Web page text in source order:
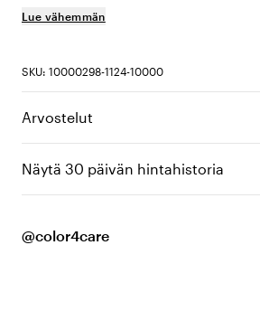
Lue vähemmän
SKU: 10000298-1124-10000
Arvostelut
Näytä 30 päivän hintahistoria
@color4care